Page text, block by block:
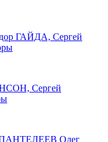
ГАЙДА, Сергей
Сергей
ПАНТЕЛЕЕВ Олег